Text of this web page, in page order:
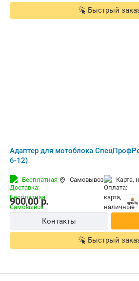
Быстрый
Адаптер для мотоблока
6-12)
Бесплатная Самовывоз
900,00р.
Контакты
Быстрый